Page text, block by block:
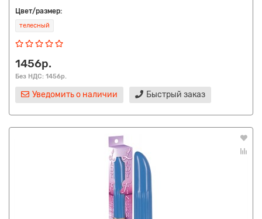
Цвет/размер:
телесный
1456р.
Без НДС: 1456р.
Уведомить о наличии Быстрый заказ